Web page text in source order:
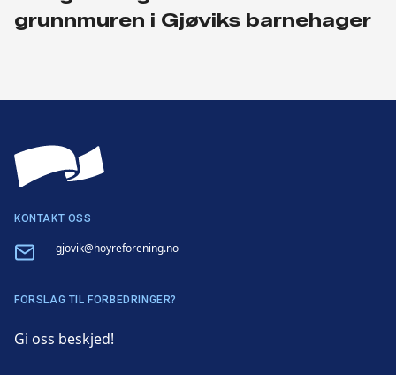
grunnmuren i Gjøviks barnehager
KONTAKT OSS
Email gjovik@hoyreforening.no
FORSLAG TIL FORBEDRINGER?
Gi oss beskjed!